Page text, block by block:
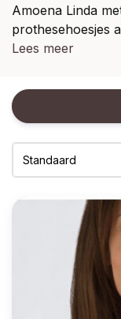
Amoena Linda
prothesehoesjes
Lees meer